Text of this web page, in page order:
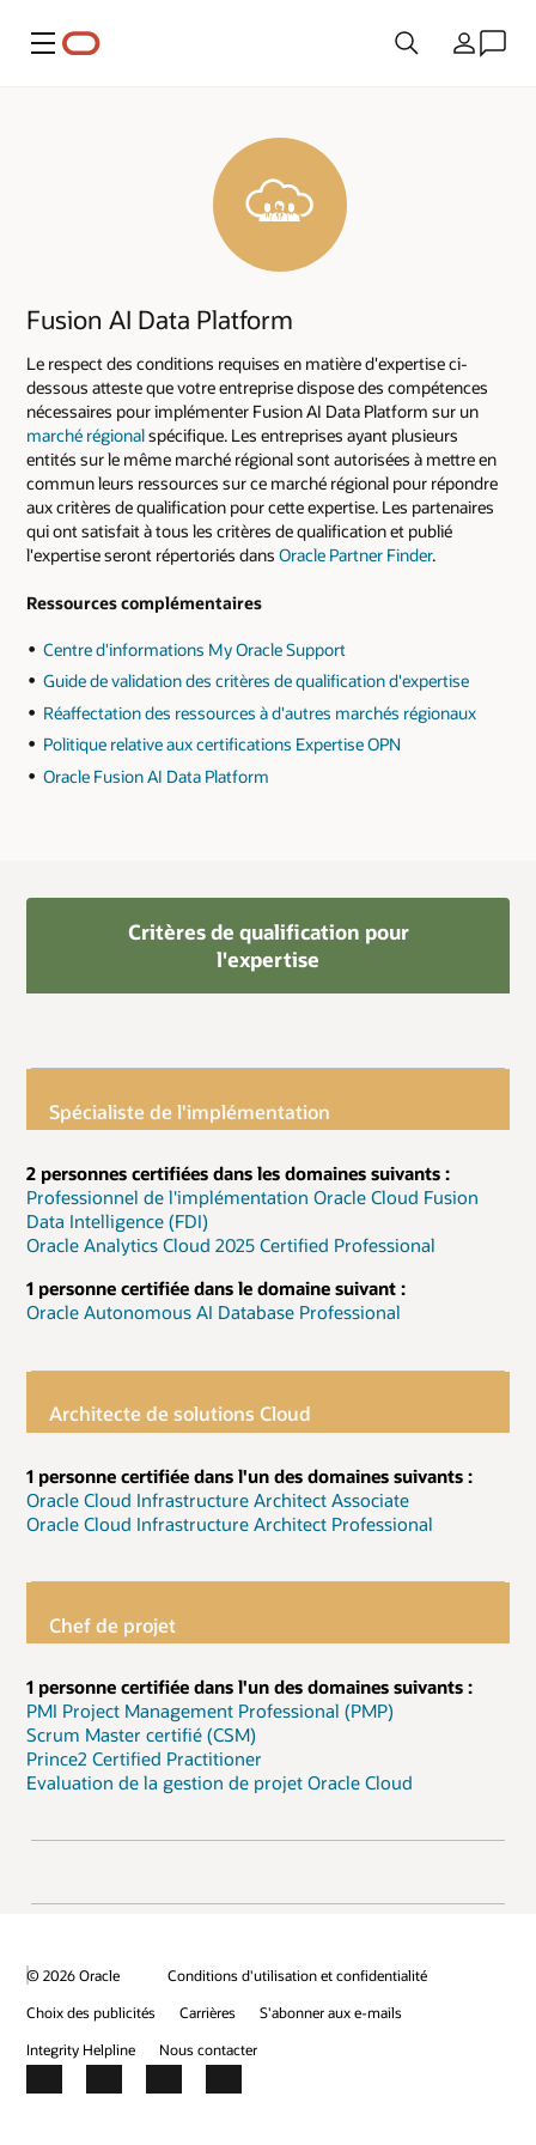
Menu Pays
Fusion AI Data Platform
Le respect des conditions requises en matière d'expertise ci-
dessous atteste que votre entreprise dispose des compétences
nécessaires pour implémenter Fusion AI Data Platform sur un
marché régionalspécifique. Les entreprises ayant plusieurs
entités sur le même marché régional sont autorisées à mettre en
commun leurs ressources sur ce marché régional pour répondre
aux critères de qualification pour cette expertise. Les partenaires
qui ont satisfait à tous les critères de qualification et publié
l'expertise seront répertoriés dans Oracle Partner Finder.
Ressources complémentaires
Centre d'informations My Oracle Support
Guide de validation des critères de qualification d'expertise
Réaffectation des ressources à d'autres marchés régionaux
Politique relative aux certifications Expertise OPN
Oracle Fusion AI Data Platform
Critères de qualification pour
l'expertise
Spécialiste de l'implémentation
2 personnes certifiées dans les domaines suivants :
Professionnel de l'implémentation Oracle Cloud Fusion
Data Intelligence (FDI)
Oracle Analytics Cloud 2025 Certified Professional
1 personne certifiée dans le domaine suivant :
Oracle Autonomous AI Database Professional
Architecte de solutions Cloud
1 personne certifiée dans l'un des domaines suivants :
Oracle Cloud Infrastructure Architect Associate
Oracle Cloud Infrastructure Architect Professional
Chef de projet
1 personne certifiée dans l'un des domaines suivants :
PMI Project Management Professional (PMP)
Scrum Master certifié (CSM)
Prince2 Certified Practitioner
Evaluation de la gestion de projet Oracle Cloud
© 2026 Oracle
Conditions d'utilisation et confidentialité
Choix des publicités
Carrières
S'abonner aux e-mails
Integrity Helpline
Nous contacter
Facebook
X LinkedInYouTube